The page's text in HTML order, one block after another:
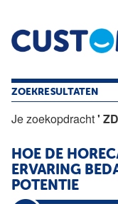
Home Opinie
ZOEKRESULTATEN
Je zoekopdracht'
HOE DE
ERVARING
POTENTIE